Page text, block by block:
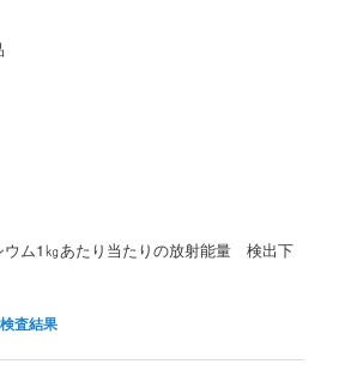
ム1㎏あたり当たりの放射能量 検出下
査結果